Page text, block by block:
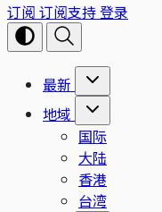
订阅 订阅支持登录
最新
地域
国际
大陆
香港
台湾